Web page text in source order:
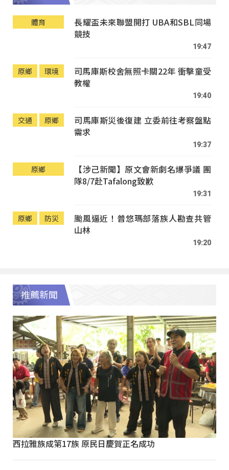
體育
長耀盃未來聯盟開打 UBA和SBL同場
競技
19:47
原鄉 環境
司馬庫斯校舍無照卡關22年 衝擊童受
教權
19:40
交通 原鄉
司馬庫斯災後復建 立委前往考察盤點
需求
19:37
原鄉
【涉己新聞】原文會新劇名爆爭議 團
隊8/7赴Tafalong致歉
19:31
原鄉 防災
颱風逼近！普悠瑪部落族人勘查共管
山林
19:20
推薦新聞
西拉雅族成第17族 原民日慶賀正名成功